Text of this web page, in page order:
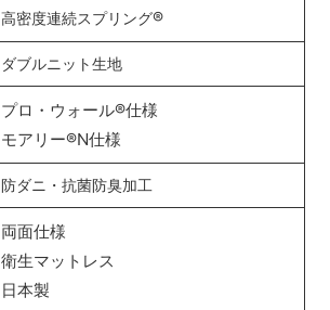
高密度連続スプリング®
ダブルニット生地
プロ・ウォール®仕様
モアリー®N仕様
防ダニ・抗菌防臭加工
両面仕様
衛生マットレス
日本製